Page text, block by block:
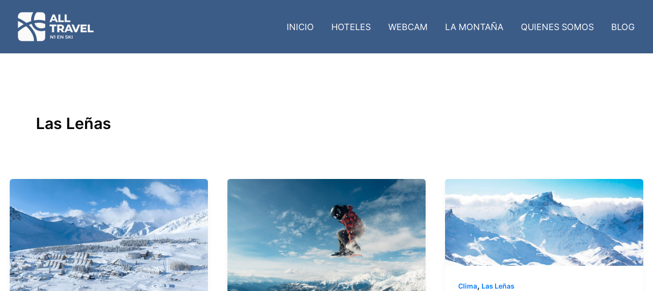
contenido
INICIO HOTELES WEBCAM LA MONTAÑA QUIENES SOMOS BLOG
Las Leñas
Clima, Las Leñas